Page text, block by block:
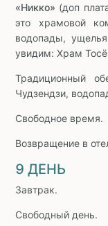
«Никко» (доп
это храмовой
водопады,
увидим: Храм
Традиционный
Чудзендзи,
Свободное время.
Возвращение в
9 ДЕНЬ
Завтрак.
Свободный день.